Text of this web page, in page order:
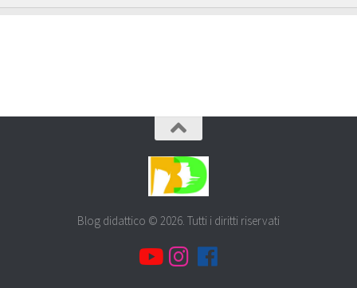
Blog didattico © 2026. Tutti i diritti riservati